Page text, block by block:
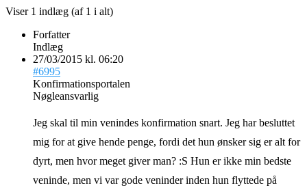
Viser 1 indlæg (af 1 i alt)
Forfatter
Indlæg
27/03/2015 kl. 06:20
#6995
Konfirmationsportalen
Nøgleansvarlig
Jeg skal til min venindes konfirmation snart. Jeg har besluttet
mig for at give hende penge, fordi det hun ønsker sig er alt for
dyrt, men hvor meget giver man? :S Hun er ikke min bedste
veninde, men vi var gode veninder inden hun flyttede på